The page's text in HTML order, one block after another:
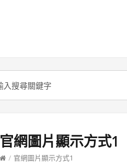
官網圖片顯示方式1
/ 官網圖片顯示方式1